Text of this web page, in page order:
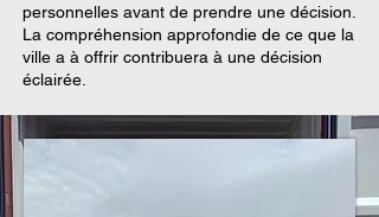
personnelles avant de prendre une décision.
La compréhension approfondie de ce que la
ville a à offrir contribuera à une décision
éclairée.